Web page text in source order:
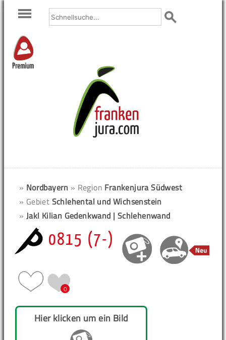
Premium
» Nordbayern » Region Frankenjura Südwest
» Gebiet Schlehental und Wichsenstein
» Jakl Kilian Gedenkwand | Schlehenwand
0815 (7-)
0
Hier klicken um ein Bild